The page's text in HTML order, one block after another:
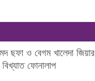
ছফা ও বেগম খালেদা জিয়ার
ফোনালাপ